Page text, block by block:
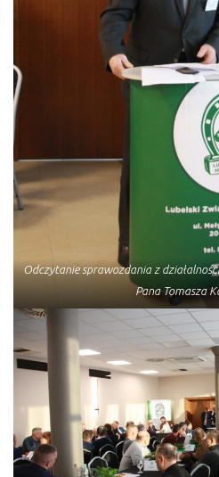
Odczytanie sprawozdania z
Pana Tomasza